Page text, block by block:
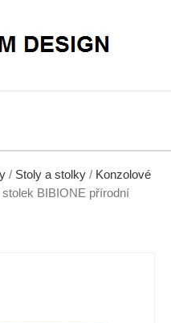
/ Stoly a stolky / Konzolové
BIBIONE přírodní